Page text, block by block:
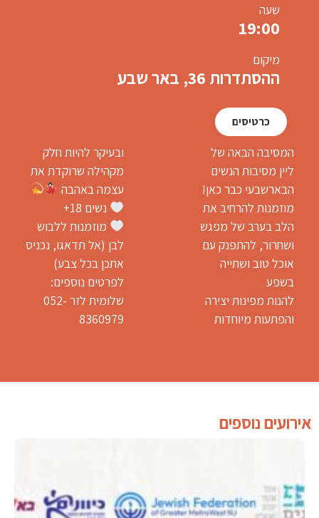
שעה
19:00
מיקום
ההסתדרות 36, באר שבע
כרטיסים
המסיבה הבאה של
ליין מסיבות הנשים
הבארשבעי כבר כאן!
מוזמנות להרחיב את
הלב בערב של מפגש
ושחרור, להתפנק עם
אוכל טוב ושתייה
בשפע
להנות מפינות יצירה
והפתעות מיוחדות
ובעיקר להיות חלק
מקהילה שרוקדת את
עצמה באהבה
נשים 18+
מוזמנות ללבוש
לבן (אל תדאגו, נכניס
אתכן בכל צבע)
לפרטים נוספים:
שלומית לזר 052-
8360979
אירועים נוספים